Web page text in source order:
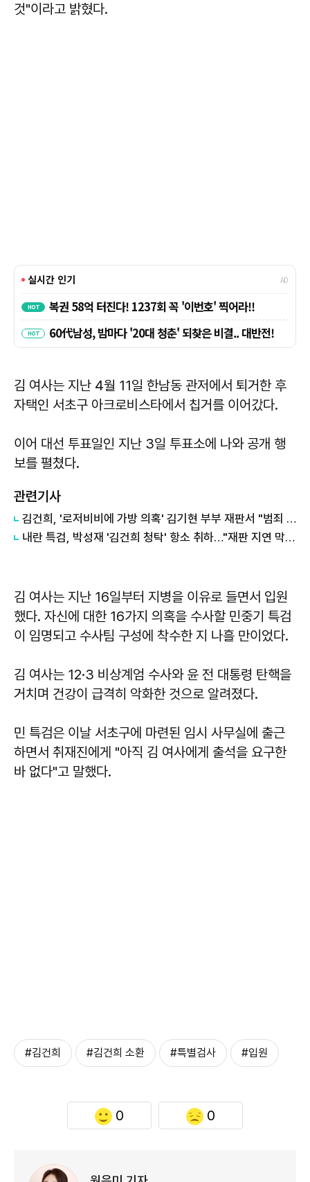
것"이라고 밝혔다.
김 여사는 지난 4월 11일 한남동 관저에서 퇴거한 후
자택인 서초구 아크로비스타에서 칩거를 이어갔다.
이어 대선 투표일인 지난 3일 투표소에 나와 공개 행
보를 펼쳤다.
관련기사
김건희, '로저비비에 가방 의혹' 김기현 부부 재판서 "범죄 연상시키지 말라"
내란 특검, 박성재 '김건희 청탁' 항소 취하…"재판 지연 막는다"
김 여사는 지난 16일부터 지병을 이유로 들면서 입원
했다. 자신에 대한 16가지 의혹을 수사할 민중기 특검
이 임명되고 수사팀 구성에 착수한 지 나흘 만이었다.
김 여사는 12·3 비상계엄 수사와 윤 전 대통령 탄핵을
거치며 건강이 급격히 악화한 것으로 알려졌다.
민 특검은 이날 서초구에 마련된 임시 사무실에 출근
하면서 취재진에게 "아직 김 여사에게 출석을 요구한
바 없다"고 말했다.
#김건희 #김건희 소환 #특별검사 #입원
0 0